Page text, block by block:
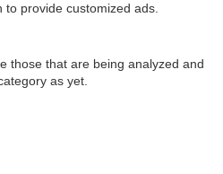
provide customized ads.
those that are being analyzed and
as yet.